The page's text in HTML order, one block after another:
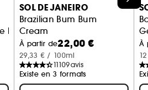
Élasticité
SOL DE JANEIRO
Brazilian Bum Bum
Cream
Crème Corps Raffermissante
À partir de22,00 €
29,33 € / 100ml
11109avis
Existe en 3 formats
À